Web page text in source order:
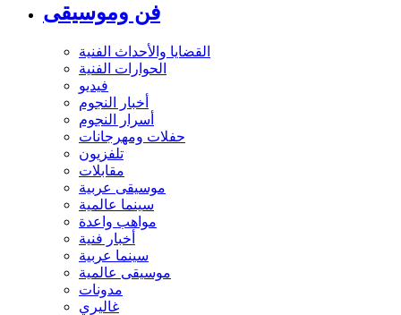
فن وموسيقى
القضايا والأحداث الفنية
الحوارات الفنية
فيديو
أخبار النجوم
أسرار النجوم
حفلات ومهرجانات
تلفزيون
مقابلات
موسيقى عربية
سينما عالمية
مواهب واعدة
أخبار فنية
سينما عربية
موسيقى عالمية
مدونات
غاليري